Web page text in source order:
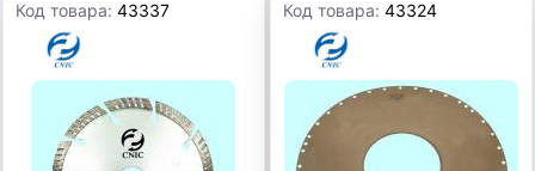
Код товара:43337 Код товара:43324